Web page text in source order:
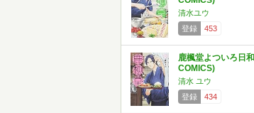
清水ユウ
登録
453
鹿楓堂よついろ日
COMICS)
清水 ユウ
登録
434